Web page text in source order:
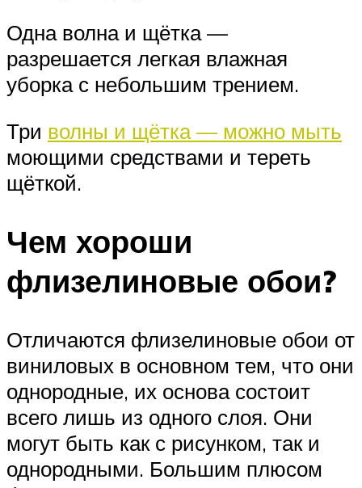
Одна волна и щётка —
разрешается легкая влажная
уборка с небольшим трением.
Три волны и щётка — можно мыть
моющими средствами и тереть
щёткой.
Чем хороши
флизелиновые обои?
Отличаются флизелиновые обои от
виниловых в основном тем, что они
однородные, их основа состоит
всего лишь из одного слоя. Они
могут быть как с рисунком, так и
однородными. Большим плюсом